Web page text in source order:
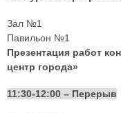
Зал №1
Павильон №1
Презентация работ
центр города»
11:30-12:00 – Перерыв